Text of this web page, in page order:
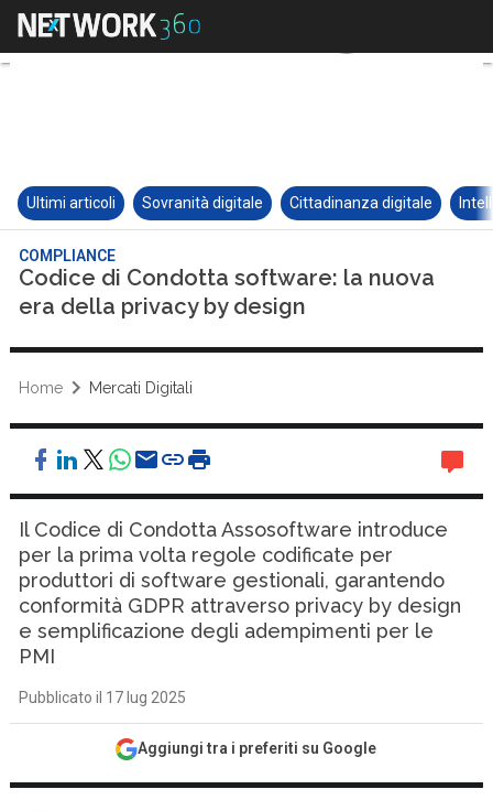
Ultimi articoli Sovranità digitale Cittadinanza digitale
COMPLIANCE
Codice di Condotta software: la nuova
era della privacy by design
Home Mercati Digitali
Il Codice di Condotta Assosoftware introduce
per la prima volta regole codificate per
produttori di software gestionali, garantendo
conformità GDPR attraverso privacy by design
e semplificazione degli adempimenti per le
PMI
Pubblicato il 17 lug 2025
Aggiungi tra i preferiti su Google